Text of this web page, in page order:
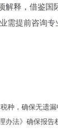
释，借鉴
提前咨询
种，确保无遗漏
法》确保报告